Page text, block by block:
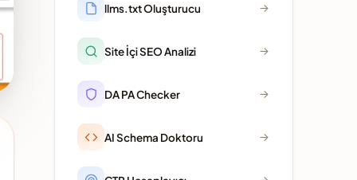
llms.txt Oluşturucu
Site İçi SEO Analizi
DA PA Checker
AI Schema Doktoru